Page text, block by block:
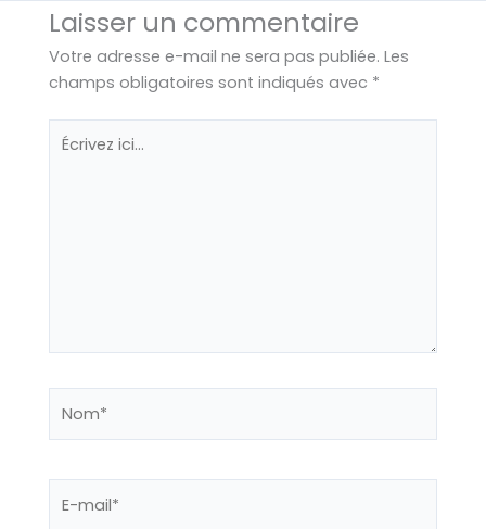
Laisser un commentaire
Votre adresse e-mail ne sera pas publiée. Les
champs obligatoires sont indiqués avec *
Écrivez
ici…
mail*